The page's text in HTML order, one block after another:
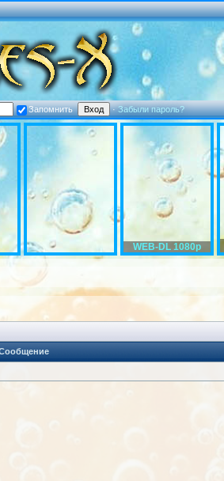
Запомнить ·Забыли пароль?
WEB-DL 1080p